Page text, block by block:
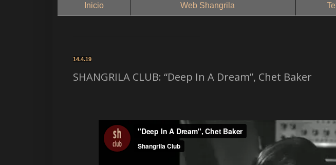
Inicio Web Shangrila
14.4.19
SHANGRILA CLUB: “Deep In A Dream”, Chet Baker